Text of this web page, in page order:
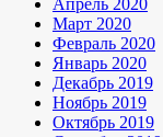
Апрель 2020
Март 2020
Февраль 2020
Январь 2020
Декабрь 2019
Ноябрь 2019
Октябрь 2019